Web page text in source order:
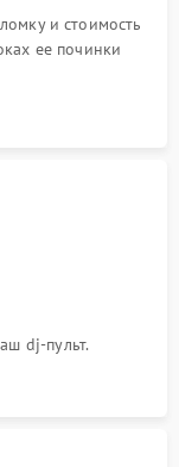
и стоимость
ее починки
dj-пульт.